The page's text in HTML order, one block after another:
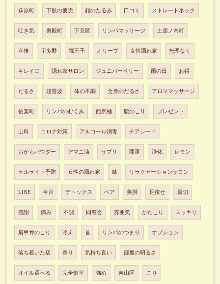
罧原町 下肢の疲労 顔のたるみ 口コミ ストレートネック
吐き気 奥殿町 下京区 リンパマッサージ 土居ノ内町
産後 宇多野 福王子 オリーブ 女性隠れ家 無理なく
キレイに 隠れ家サロン ジュニパーベリー 雨の日 お得
だるさ 超音波 体の不調 全身のだるさ アロママッサージ
伯楽町 リンパのむくみ 西京極 腰のこり プレゼント
山科 コロナ対策 アルコール消毒 チアシード
おからパウダー アマニ油 サプリ 開運 浄化 レモン
セルライト予防 女性の隠れ家 膝 リラクゼーションサロン
LINE 今月 デトックス ペア 美脚 足痩せ 親切
感謝 痛み 不調 同窓会 雰囲気 かたこり スッキリ
肩甲骨のこり 冷え 首 リンパのつまり オプション
落ち着いた店 香り 気持ち良い 部屋の明るさ
オイル選べる 完全個室 強め 東山区 こり